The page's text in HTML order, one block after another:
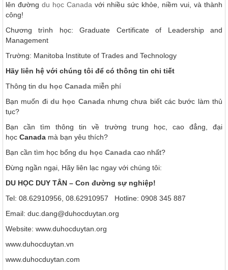
lên đường du học Canada với nhiều sức khỏe, niềm vui, và thành
công!
Chương trình học: Graduate Certificate of Leadership and
Management
Trường: Manitoba Institute of Trades and Technology
Hãy liên hệ với chúng tôi để có thông tin chi tiết
Thông tin du học Canada miễn phí
Bạn muốn đi du học Canadanhưng chưa biết các bước làm thủ
tục?
Bạn cần tìm thông tin về trường trung học, cao đẳng, đại
học Canada mà bạn yêu thích?
Bạn cần tìm học bổng du học Canada cao nhất?
Đừng ngần ngại, Hãy liên lạc ngay với chúng tôi:
DU HỌC DUY TÂN – Con đường sự nghiệp!
Tel: 08.62910956, 08.62910957 Hotline: 0908 345 887
Email: duc.dang@duhocduytan.org
Website: www.duhocduytan.org
www.duhocduytan.vn
www.duhocduytan.com